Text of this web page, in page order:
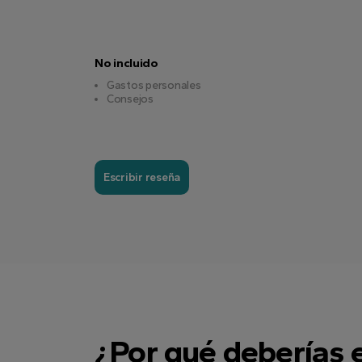
No incluido
Gastos personales
Consejos
Escribir reseña
¿Por qué deberías